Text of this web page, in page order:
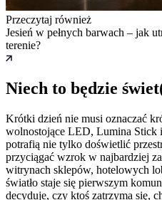
Przeczytaj również
Jesień w pełnych barwach – jak
terenie?
Niech to będzie
Krótki dzień nie musi oznaczać
wolnostojące LED, Lumina Stick
potrafią nie tylko doświetlić
przyciągać wzrok w najbardziej
witrynach sklepów, hotelowych
światło staje się pierwszym
decyduje, czy ktoś zatrzyma się,